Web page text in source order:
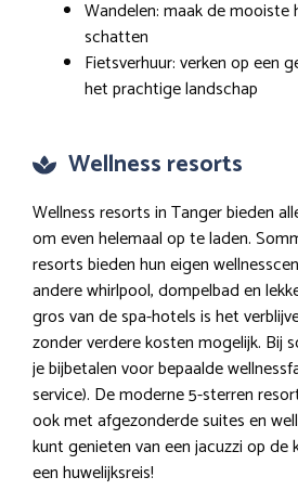
Wandelen: maak de mooiste
schatten
Fietsverhuur: verken op een
het prachtige landschap
Wellness resorts
Wellness resorts in Tanger bieden
om even helemaal op te laden.
resorts bieden hun eigen
andere whirlpool, dompelbad en
gros van de spa-hotels is het
zonder verdere kosten mogelijk. Bij
je bijbetalen voor bepaalde
service). De moderne 5-sterren
ook met afgezonderde suites en
kunt genieten van een jacuzzi op
een huwelijksreis!